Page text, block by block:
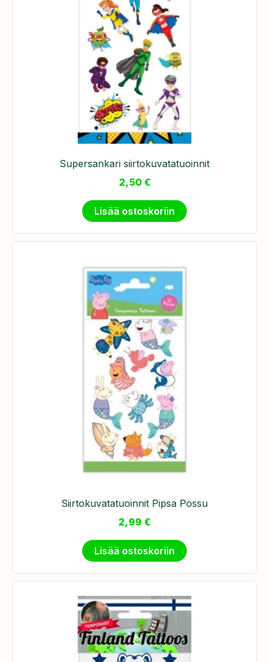
Supersankari siirtokuvatatuoinnit
2,50 €
Lisää ostoskoriin
Siirtokuvatatuoinnit Pipsa Possu
2,99 €
Lisää ostoskoriin